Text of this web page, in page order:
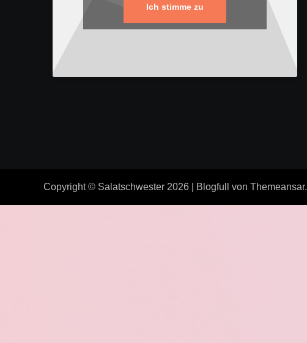
Ich stimme zu
Copyright © Salatschwester 2026 Blogfull von Themeansar.